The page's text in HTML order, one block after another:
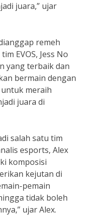
juara,” ujar
remeh
EVOS, Jess No
yang terbaik dan
bermain dengan
meraih
juara di
salah satu tim
esports, Alex
komposisi
kejutan di
pemain
tidak boleh
ujar Alex.